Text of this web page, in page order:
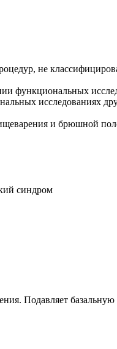
не
функциональных
исследованиях
и брюшной
синдром
Подавляет